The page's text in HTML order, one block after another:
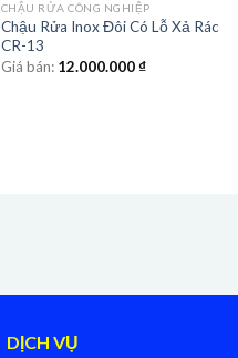
CHẬU RỬA CÔNG NGHIỆP
Chậu Rửa Inox Đôi Có Lỗ Xả Rác
CR-13
Giá bán: 12.000.000₫
DỊCH VỤ